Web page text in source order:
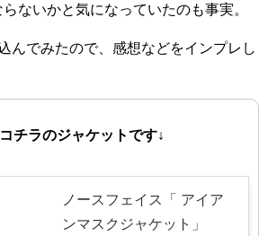
ないかと気になっていたのも事実。
んでみたので、感想などをインプレし
チラのジャケットです↓
ノースフェイス「 アイア
ンマスクジャケット」